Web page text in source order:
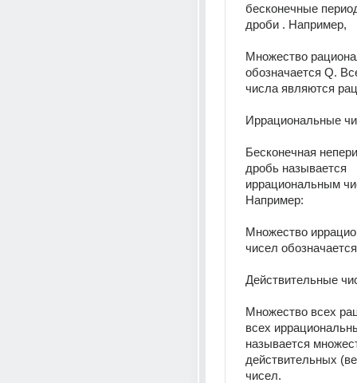
бесконечные
дроби . Например,
Множество
обозначается Q.
числа являются
Иррациональные
Бесконечная
дробь называется
иррациональным
Например:
Множество
чисел
Действительные
Множество всех
всех
называется
действительных
чисел.